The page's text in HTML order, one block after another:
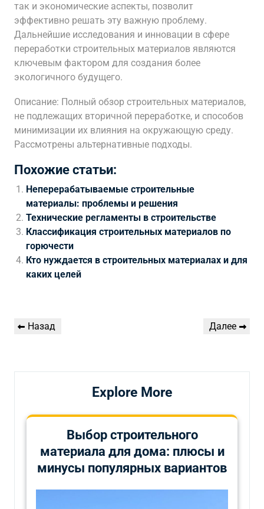
так и экономические аспекты, позволит
эффективно решать эту важную проблему.
Дальнейшие исследования и инновации в сфере
переработки строительных материалов являются
ключевым фактором для создания более
экологичного будущего.
Описание: Полный обзор строительных материалов,
не подлежащих вторичной переработке, и способов
минимизации их влияния на окружающую среду.
Рассмотрены альтернативные подходы.
Похожие статьи:
Неперерабатываемые строительные
материалы: проблемы и решения
Технические регламенты в строительстве
Классификация строительных материалов по
горючести
Кто нуждается в строительных материалах и для
каких целей
Навигация
Предыдущая
Назад
Следующая
Далее
Explore More
Выбор строительного
материала для дома: плюсы и
минусы популярных вариантов